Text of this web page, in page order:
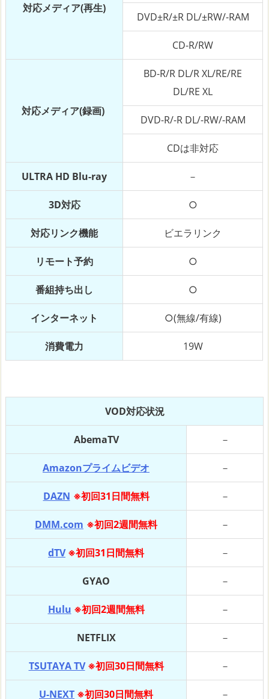
対応メディア(再生)
DVD±R/±R DL/±RW/-RAM
CD-R/RW
対応メディア(録画)
BD-R/R DL/R XL/RE/RE
DL/RE XL
DVD-R/-R DL/-RW/-RAM
CDは非対応
ULTRA HD Blu-ray －
3D対応 ○
対応リンク機能 ビエラリンク
リモート予約 ○
番組持ち出し ○
インターネット ○(無線/有線)
消費電力 19W
VOD対応状況
AbemaTV －
Amazonプライムビデオ －
DAZN ※初回31日間無料 －
DMM.com ※初回2週間無料 －
dTV ※初回31日間無料 －
GYAO －
Hulu ※初回2週間無料 －
NETFLIX －
TSUTAYA TV ※初回30日間無料 －
U-NEXT ※初回30日間無料 －